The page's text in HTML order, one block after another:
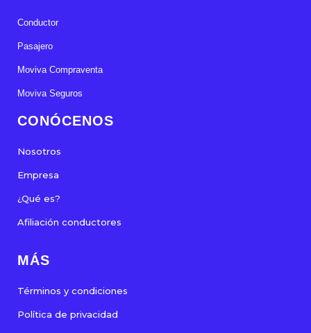
Conductor
Pasajero
Moviva Compraventa
Moviva Seguros
CONÓCENOS
Nosotros
Empresa
¿Qué es?
Afiliación conductores
MÁS
Términos y condiciones
Política de privacidad